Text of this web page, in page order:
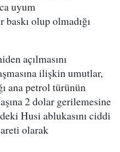
uyum
olup olmadığı
açılmasını
ilişkin umutlar,
ana petrol türünün
2 dolar gerilemesine
Husi ablukasını ciddi
olarak